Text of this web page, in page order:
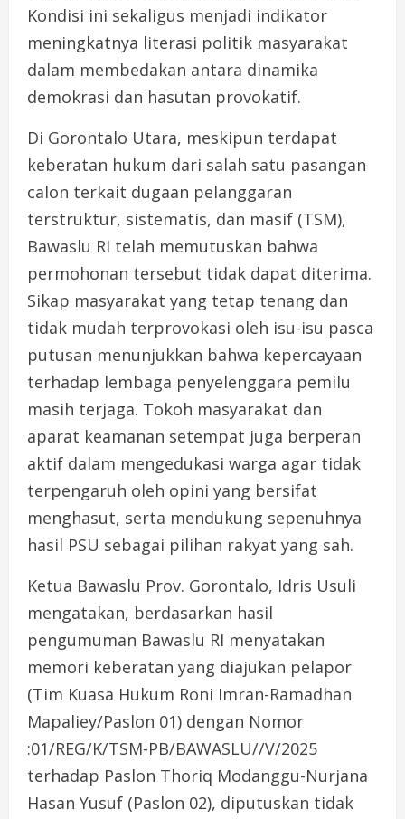
Kondisi ini sekaligus menjadi indikator
meningkatnya literasi politik masyarakat
dalam membedakan antara dinamika
demokrasi dan hasutan provokatif.
Di Gorontalo Utara, meskipun terdapat
keberatan hukum dari salah satu pasangan
calon terkait dugaan pelanggaran
terstruktur, sistematis, dan masif (TSM),
Bawaslu RI telah memutuskan bahwa
permohonan tersebut tidak dapat diterima.
Sikap masyarakat yang tetap tenang dan
tidak mudah terprovokasi oleh isu-isu pasca
putusan menunjukkan bahwa kepercayaan
terhadap lembaga penyelenggara pemilu
masih terjaga. Tokoh masyarakat dan
aparat keamanan setempat juga berperan
aktif dalam mengedukasi warga agar tidak
terpengaruh oleh opini yang bersifat
menghasut, serta mendukung sepenuhnya
hasil PSU sebagai pilihan rakyat yang sah.
Ketua Bawaslu Prov. Gorontalo, Idris Usuli
mengatakan, berdasarkan hasil
pengumuman Bawaslu RI menyatakan
memori keberatan yang diajukan pelapor
(Tim Kuasa Hukum Roni Imran-Ramadhan
Mapaliey/Paslon 01) dengan Nomor
:01/REG/K/TSM-PB/BAWASLU//V/2025
terhadap Paslon Thoriq Modanggu-Nurjana
Hasan Yusuf (Paslon 02), diputuskan tidak